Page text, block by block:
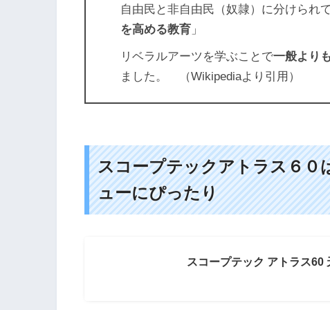
自由民と非自由民（奴隷）に分けられ
を高める教育 」
リベラルアーツを学ぶことで一般より
ました。 （Wikipediaより引用）
スコープテックアトラス６０
ューにぴったり
スコープテック アトラス60